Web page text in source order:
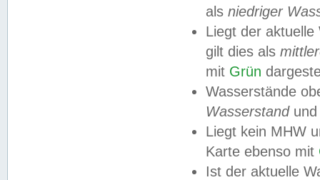
als niedriger
Liegt der
gilt dies als
mit Grün
Wasserstände
Wasserstandund
Liegt kein MHW
Karte ebenso mit
Ist der aktuelle